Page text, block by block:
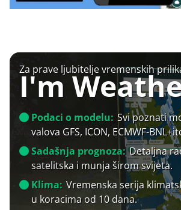
Za prave ljubitelje vremenskih
I'm
Podaci o modelu: Svi poznati
valova GFS, ICON, ECMWF-
Sadašnja prognoza: Detaljna
satelitska i munja širom svijeta.
Klima: Vremenska serija
u koracima od 10 dana.